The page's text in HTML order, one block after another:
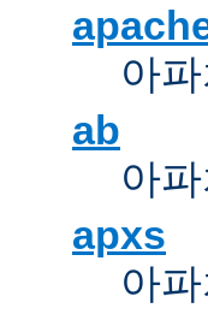
아
ab
아
apxs
아